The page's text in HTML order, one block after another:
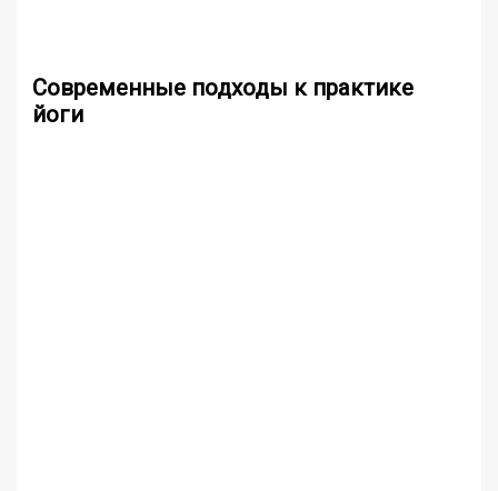
Современные подходы к практике
йоги